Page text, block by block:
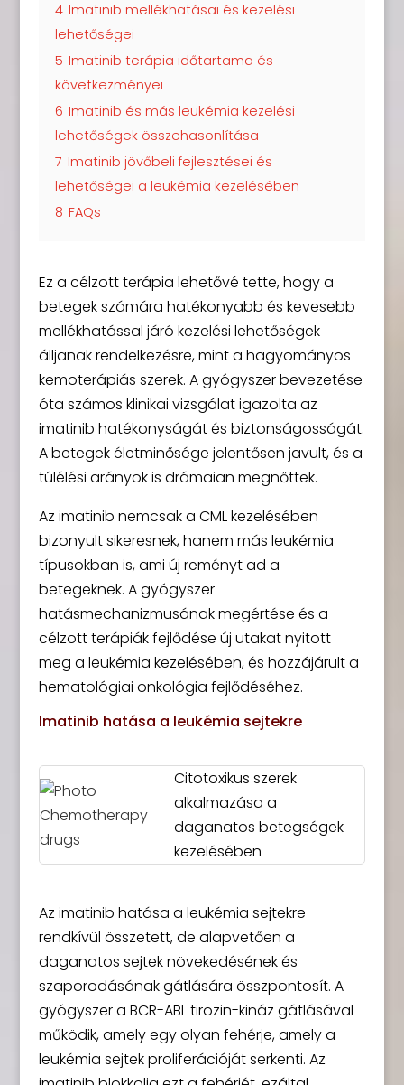
4 Imatinib mellékhatásai és kezelési
lehetőségei
5 Imatinib terápia időtartama és
következményei
6 Imatinib és más leukémia kezelési
lehetőségek összehasonlítása
7 Imatinib jövőbeli fejlesztései és
lehetőségei a leukémia kezelésében
8 FAQs
Ez a célzott terápia lehetővé tette, hogy a
betegek számára hatékonyabb és kevesebb
mellékhatással járó kezelési lehetőségek
álljanak rendelkezésre, mint a hagyományos
kemoterápiás szerek. A gyógyszer bevezetése
óta számos klinikai vizsgálat igazolta az
imatinib hatékonyságát és biztonságosságát.
A betegek életminősége jelentősen javult, és a
túlélési arányok is drámaian megnőttek.
Az imatinib nemcsak a CML kezelésében
bizonyult sikeresnek, hanem más leukémia
típusokban is, ami új reményt ad a
betegeknek. A gyógyszer
hatásmechanizmusának megértése és a
célzott terápiák fejlődése új utakat nyitott
meg a leukémia kezelésében, és hozzájárult a
hematológiai onkológia fejlődéséhez.
Imatinib hatása a leukémia sejtekre
Citotoxikus szerek
alkalmazása a
daganatos betegségek
kezelésében
Az imatinib hatása a leukémia sejtekre
rendkívül összetett, de alapvetően a
daganatos sejtek növekedésének és
szaporodásának gátlására összpontosít. A
gyógyszer a BCR-ABL tirozin-kináz gátlásával
működik, amely egy olyan fehérje, amely a
leukémia sejtek proliferációját serkenti. Az